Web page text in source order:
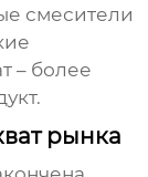
смесители
– более
рынка